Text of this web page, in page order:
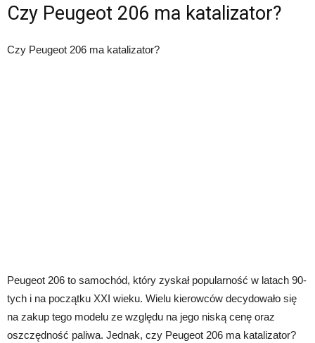
Czy Peugeot 206 ma katalizator?
Czy Peugeot 206 ma katalizator?
Peugeot 206 to samochód, który zyskał popularność w latach 90-
tych i na początku XXI wieku. Wielu kierowców decydowało się
na zakup tego modelu ze względu na jego niską cenę oraz
oszczędność paliwa. Jednak, czy Peugeot 206 ma katalizator?